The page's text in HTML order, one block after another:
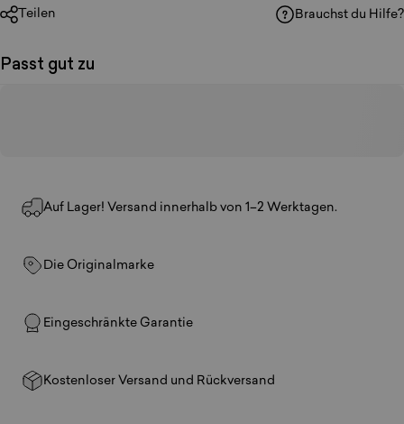
Teilen Brauchst du Hilfe?
Passt gut zu
Auf Lager! Versand innerhalb von 1–2 Werktagen.
Die Originalmarke
Eingeschränkte Garantie
Kostenloser Versand und Rückversand